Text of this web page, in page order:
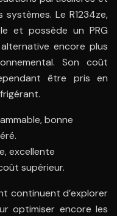
Le R1234ze,
et possède un PRG
encore plus
Son coût
être pris en
bonne
excellente
supérieur.
continuent d’explorer
optimiser encore les